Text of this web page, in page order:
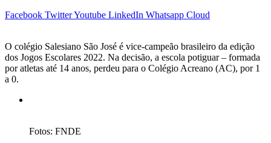
Facebook TwitterYoutube LinkedIn Whatsapp Cloud
O colégio Salesiano São José é vice-campeão brasileiro da edição
dos Jogos Escolares 2022. Na decisão, a escola potiguar – formada
por atletas até 14 anos, perdeu para o Colégio Acreano (AC), por 1
a 0.
Fotos: FNDE